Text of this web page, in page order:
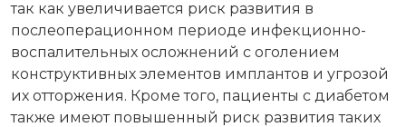
так как увеличивается риск развития в
послеоперационном периоде инфекционно-
воспалительных осложнений с оголением
конструктивных элементов имплантов и угрозой
их отторжения. Кроме того, пациенты с диабетом
также имеют повышенный риск развития таких